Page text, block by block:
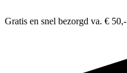
Gratis en snel bezorgd va. € 50,-